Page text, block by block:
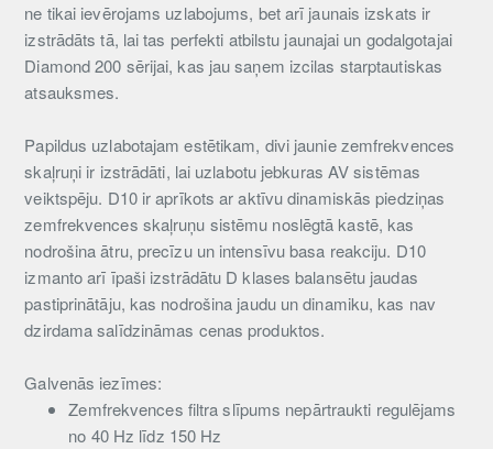
ne tikai ievērojams uzlabojums, bet arī jaunais izskats ir
izstrādāts tā, lai tas perfekti atbilstu jaunajai un godalgotajai
Diamond 200 sērijai, kas jau saņem izcilas starptautiskas
atsauksmes.
Papildus uzlabotajam estētikam, divi jaunie zemfrekvences
skaļruņi ir izstrādāti, lai uzlabotu jebkuras AV sistēmas
veiktspēju. D10 ir aprīkots ar aktīvu dinamiskās piedziņas
zemfrekvences skaļruņu sistēmu noslēgtā kastē, kas
nodrošina ātru, precīzu un intensīvu basa reakciju. D10
izmanto arī īpaši izstrādātu D klases balansētu jaudas
pastiprinātāju, kas nodrošina jaudu un dinamiku, kas nav
dzirdama salīdzināmas cenas produktos.
Galvenās iezīmes:
Zemfrekvences filtra slīpums nepārtraukti regulējams
no 40 Hz līdz 150 Hz